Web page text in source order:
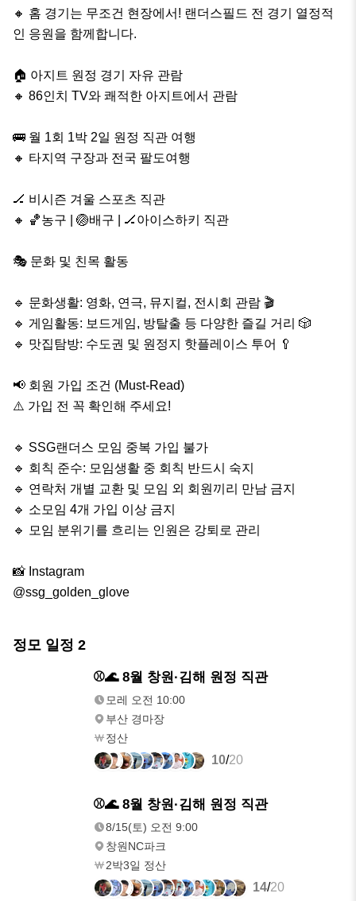
🔸 홈 경기는 무조건 현장에서! 랜더스필드 전 경기 열정적
인 응원을 함께합니다.
🏠 아지트 원정 경기 자유 관람
🔸 86인치 TV와 쾌적한 아지트에서 관람
🚌 월 1회 1박 2일 원정 직관 여행
🔸 타지역 구장과 전국 팔도여행
🏒 비시즌 겨울 스포츠 직관
🔸 🏀농구 | 🏐배구 | 🏒아이스하키 직관
🎭 문화 및 친목 활동
🔹 문화생활: 영화, 연극, 뮤지컬, 전시회 관람 🎬
🔹 게임활동: 보드게임, 방탈출 등 다양한 즐길 거리 🎲
🔹 맛집탐방: 수도권 및 원정지 핫플레이스 투어 🥄
📢 회원 가입 조건 (Must-Read)
⚠️ 가입 전 꼭 확인해 주세요!
🔹 SSG랜더스 모임 중복 가입 불가
🔹 회칙 준수: 모임생활 중 회칙 반드시 숙지
🔹 연락처 개별 교환 및 모임 외 회원끼리 만남 금지
🔹 소모임 4개 가입 이상 금지
🔹 모임 분위기를 흐리는 인원은 강퇴로 관리
📸 Instagram
@ssg_golden_glove
정모 일정 2
⚾️🌊 8월 창원·김해 원정 직관
모레 오전 10:00
부산 경마장
정산
10/20
⚾️🌊 8월 창원·김해 원정 직관
8/15(토) 오전 9:00
창원NC파크
2박3일 정산
14/20